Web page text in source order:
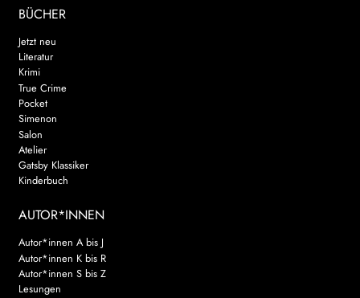
BÜCHER
Jetzt neu
Literatur
Krimi
True Crime
Pocket
Simenon
Salon
Atelier
Gatsby Klassiker
Kinderbuch
AUTOR*INNEN
Autor*innen A bis J
Autor*innen K bis R
Autor*innen S bis Z
Lesungen